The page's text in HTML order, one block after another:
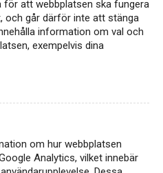
för att webbplatsen ska fungera
och går därför inte att stänga
information om val och
exempelvis dina
om hur webbplatsen
Analytics, vilket innebär